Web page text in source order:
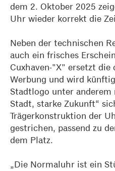
dem 2. Oktober 2025
Uhr wieder korrekt die
Neben der technischen
auch ein frisches
Cuxhaven-"X" ersetzt
Werbung und wird
Stadtlogo unter
Stadt, starke Zukunft“
Trägerkonstruktion der
gestrichen, passend zu
dem Platz.
„Die Normaluhr ist ein